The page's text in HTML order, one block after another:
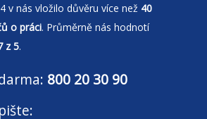
v nás vložilo důvěru více než 40
o práci. Průměrně nás hodnotí
z 5.
800 20 30 90